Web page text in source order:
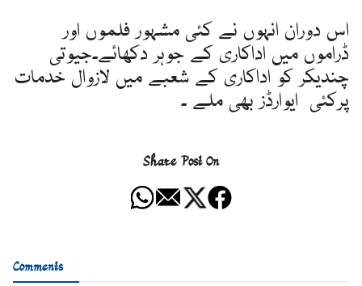
اس دوران انہوں نے کئی مشہور فلموں اور
ڈراموں میں اداکاری کے جوہر دکھائے۔جیوتی
چندیکر کو اداکاری کے شعبے میں لازوال خدمات
پرکئی ایوارڈز بھی ملے ۔
Share Post On
Comments